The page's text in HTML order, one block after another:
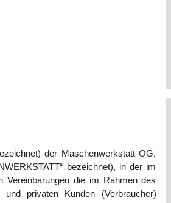
der Maschenwerkstatt OG,
bezeichnet), in der im
Vereinbarungen die im Rahmen des
und privaten Kunden (Verbraucher)